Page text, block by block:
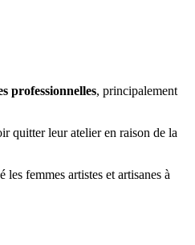
professionnelles, principalement
quitter leur atelier en raison de la
femmes artistes et artisanes à